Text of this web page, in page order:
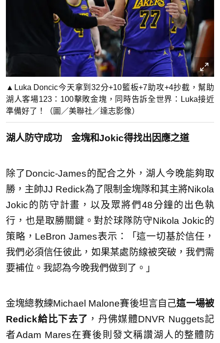
▲Luka Doncic今天拿到32分+10籃板+7助攻+4抄截，幫助
湖人客場123：100擊敗金塊，同時告訴全世界：Luka接近
準備好了！（圖／美聯社／達志影像）
湖人防守成功 金塊和Jokic得找出因應之道
除了Doncic-James的配合之外，湖人今晚能夠取
勝，主帥JJ Redick為了限制金塊隊和其主將Nikola
Jokic的防守計畫，以及眾將們48分鐘的出色執
行，也是取勝關鍵。對於球隊防守Nikola Jokic的
策略，LeBron James表示：「這一切基於信任，
我們必須信任彼此，如果某處防線被突破，我們需
要補位。我認為今晚我們做到了。」
金塊總教練Michael Malone賽後坦言自己這一場被
Redick給比下去了 ，丹佛媒體DNVR Nuggets記
者Adam Mares在賽後則發文稱讚湖人的整體防